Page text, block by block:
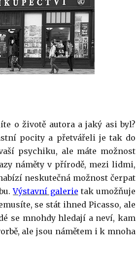
o životě autora a jaký asi byl?
pocity a přetvářeli je tak do
psychiku, ale máte možnost
náměty v přírodě, mezi lidmi,
neskutečná možnost čerpat
Výstavní galerie tak umožňuje
se stát ihned Picasso, ale
se mnohdy hledají a neví, kam
ale jsou námětem i k mnoha